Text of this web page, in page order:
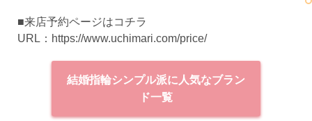
■来店予約ページはコチラ
URL： https://www.uchimari.com/price/
結婚指輪シンプル派に人気なブラン
ド一覧